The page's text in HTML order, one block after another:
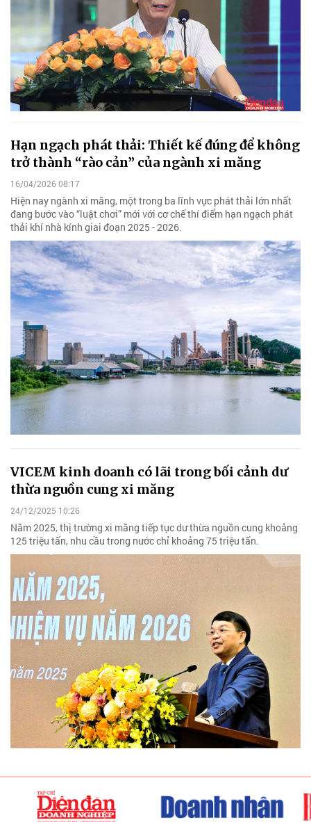
Hạn ngạch phát thải: Thiết kế đúng để không
trở thành “rào cản” của ngành xi măng
16/04/2026 08:17
Hiện nay ngành xi măng, một trong ba lĩnh vực phát thải lớn nhất
đang bước vào “luật chơi” mới với cơ chế thí điểm hạn ngạch phát
thải khí nhà kính giai đoạn 2025 - 2026.
VICEM kinh doanh có lãi trong bối cảnh dư
thừa nguồn cung xi măng
24/12/2025 10:26
Năm 2025, thị trường xi măng tiếp tục dư thừa nguồn cung khoảng
125 triệu tấn, nhu cầu trong nước chỉ khoảng 75 triệu tấn.